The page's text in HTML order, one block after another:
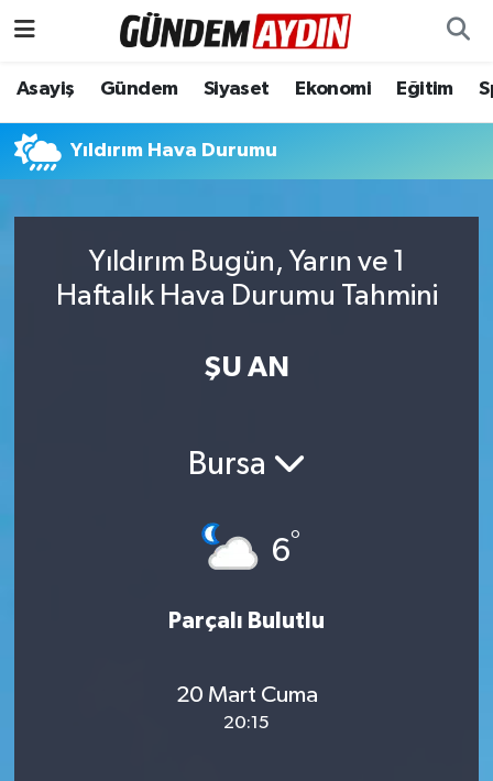
Asayiş Gündem Siyaset Ekonomi Eğitim
Yıldırım Hava Durumu
Yıldırım Bugün, Yarın ve 1
Haftalık Hava Durumu Tahmini
ŞU AN
Bursa
6°
Parçalı Bulutlu
20 Mart Cuma
20:15
Aydın Nöbetçi Eczaneler
Aydın Hava Durumu
Aydın Trafik Yoğunluk Haritası
Süper Lig Puan Durumu ve Fikstür